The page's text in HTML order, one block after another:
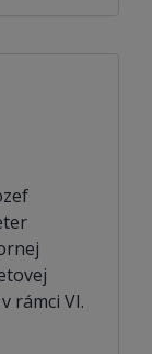
rámci VI.